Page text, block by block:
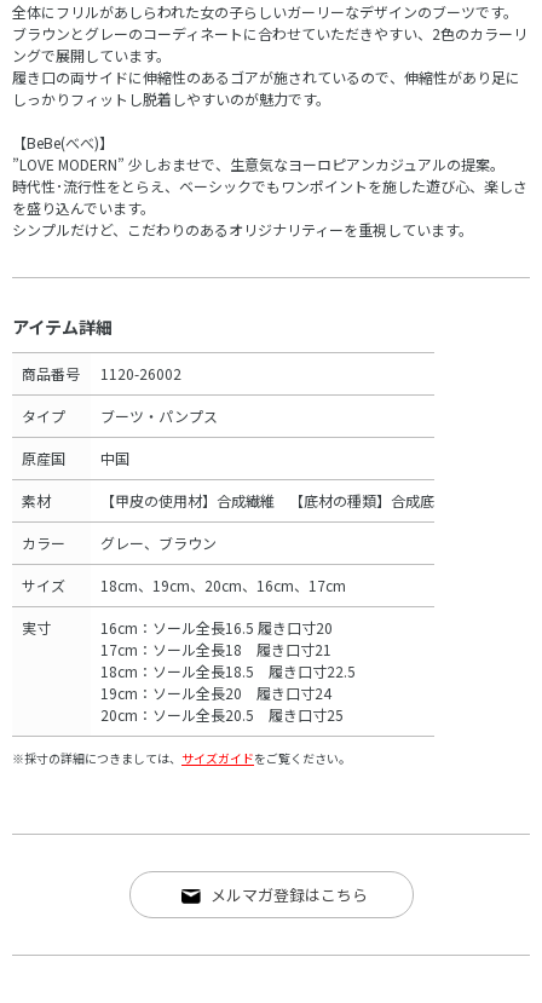
全体にフリルがあしらわれた女の子らしいガーリーなデザインのブーツです。
ブラウンとグレーのコーディネートに合わせていただきやすい、2色のカラーリ
ングで展開しています。
履き口の両サイドに伸縮性のあるゴアが施されているので、伸縮性があり足に
しっかりフィットし脱着しやすいのが魅力です。
【BeBe(べべ)】
”LOVE MODERN” 少しおませで、生意気なヨーロピアンカジュアルの提案。
時代性･流行性をとらえ、ベーシックでもワンポイントを施した遊び心、楽しさ
を盛り込んでいます。
シンプルだけど、こだわりのあるオリジナリティーを重視しています。
アイテム詳細
商品番号 1120-26002
タイプ ブーツ・パンプス
原産国 中国
素材 【甲皮の使用材】合成繊維 【底材の種類】合成底
カラー グレー、ブラウン
サイズ 18cm、19cm、20cm、16cm、17cm
実寸
16cm：ソール全長16.5 履き口寸20
17cm：ソール全長18 履き口寸21
18cm：ソール全長18.5 履き口寸22.5
19cm：ソール全長20 履き口寸24
20cm：ソール全長20.5 履き口寸25
※採寸の詳細につきましては、 サイズガイドをご覧ください。
メルマガ登録はこちら